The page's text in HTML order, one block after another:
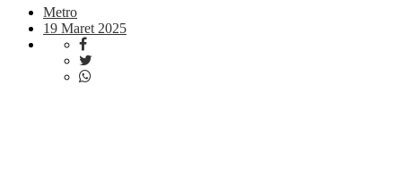
Metro
19 Maret 2025